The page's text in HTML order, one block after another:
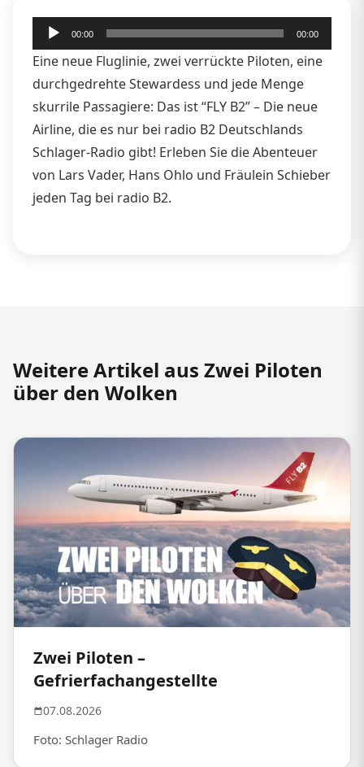
Audio-
Player
00:00 00:00
Eine neue Fluglinie, zwei verrückte Piloten, eine
durchgedrehte Stewardess und jede Menge
skurrile Passagiere: Das ist “FLY B2” – Die neue
Airline, die es nur bei radio B2 Deutschlands
Schlager-Radio gibt! Erleben Sie die Abenteuer
von Lars Vader, Hans Ohlo und Fräulein Schieber
jeden Tag bei radio B2.
Weitere Artikel aus Zwei Piloten
über den Wolken
Zwei Piloten –
Gefrierfachangestellte
07.08.2026
Foto: Schlager Radio